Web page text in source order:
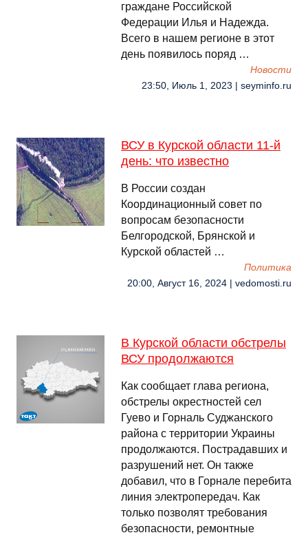
граждане Российской
Федерации Илья и Надежда.
Всего в нашем регионе в этот
день появилось поряд …
Новости
23:50, Июль 1, 2023 | seyminfo.ru
ВСУ в Курской области 11-й
день: что известно
В России создан
Координационный совет по
вопросам безопасности
Белгородской, Брянской и
Курской областей …
Политика
20:00, Август 16, 2024 | vedomosti.ru
В Курской области обстрелы
ВСУ продолжаются
Как сообщает глава региона,
обстрелы окрестностей сел
Гуево и Горналь Суджанского
района с территории Украины
продолжаются. Пострадавших и
разрушений нет. Он также
добавил, что в Горнале перебита
линия электропередач. Как
только позволят требования
безопасности, ремонтные